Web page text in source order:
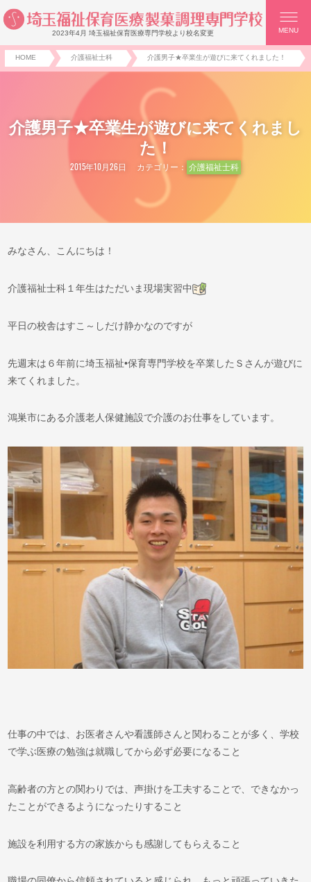
2023年4月 埼玉福祉保育医療専門学校より校名変更 MENU
HOME 介護福祉士科 介護男子★卒業生が遊びに来てくれました！
介護男子★卒業生が遊びに来てくれまし
た！
2015年10月26日 カテゴリー： 介護福祉士科
みなさん、こんにちは！
介護福祉士科１年生はただいま現場実習中
平日の校舎はすこ～しだけ静かなのですが
先週末は６年前に埼玉福祉•保育専門学校を卒業したＳさんが遊びに
来てくれました。
鴻巣市にある介護老人保健施設で介護のお仕事をしています。
仕事の中では、お医者さんや看護師さんと関わることが多く、学校
で学ぶ医療の勉強は就職してから必ず必要になること
高齢者の方との関わりでは、声掛けを工夫することで、できなかっ
たことができるようになったりすること
施設を利用する方の家族からも感謝してもらえること